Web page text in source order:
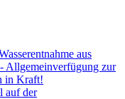
aus
Allgemeinverfügung zur
in Kraft!
auf der